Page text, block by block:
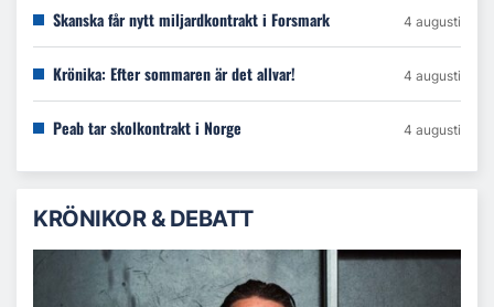
Skanska får nytt miljardkontrakt i Forsmark 4 augusti
Krönika: Efter sommaren är det allvar! 4 augusti
Peab tar skolkontrakt i Norge 4 augusti
KRÖNIKOR & DEBATT